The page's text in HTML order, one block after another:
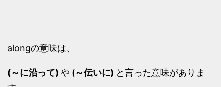
alongの意味は、
(～に沿って) や (～伝いに) と言った意味がありま